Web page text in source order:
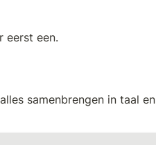
eerst een.
samenbrengen in taal en